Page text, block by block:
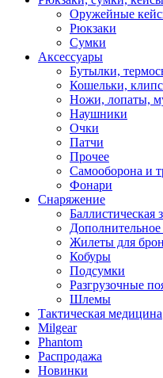
Оружейные
Рюкзаки
Сумки
Аксессуары
Бутылки,
Кошельки,
Ножи, лопаты,
Наушники
Очки
Патчи
Прочее
Самооборона и
Фонари
Снаряжение
Баллистическая
Дополнительное
Жилеты для
Кобуры
Подсумки
Разгрузочные
Шлемы
Тактическая медицина
Milgear
Phantom
Распродажа
Новинки